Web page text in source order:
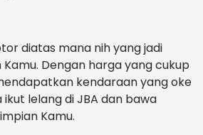
diatas mana nih yang jadi
Dengan harga yang cukup
kendaraan yang oke
ikut lelang di JBA dan bawa
Kamu.